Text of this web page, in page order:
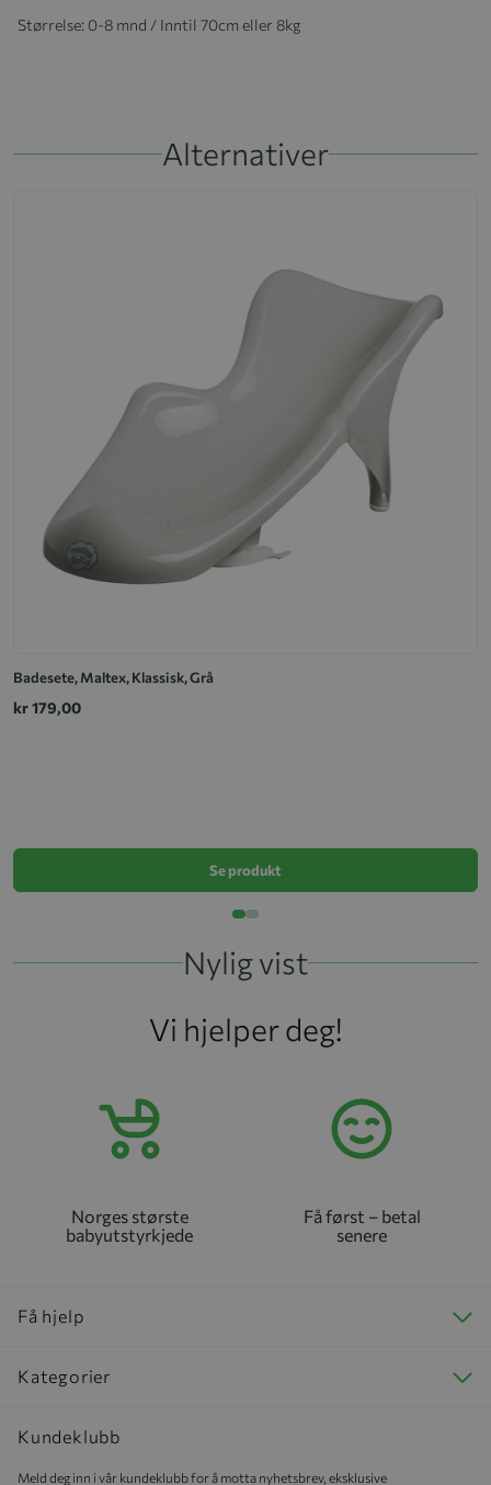
Størrelse: 0-8 mnd / Inntil 70cm eller 8kg
Alternativer
Badesete, Maltex, Klassisk, Grå
kr 179,00
Se produkt
Nylig vist
Vi hjelper deg!
Norges største
babyutstyrkjede
Få først – betal
senere
Få hjelp
Kategorier
Kundeklubb
Meld deg inn i vår kundeklubb for å motta nyhetsbrev, eksklusive